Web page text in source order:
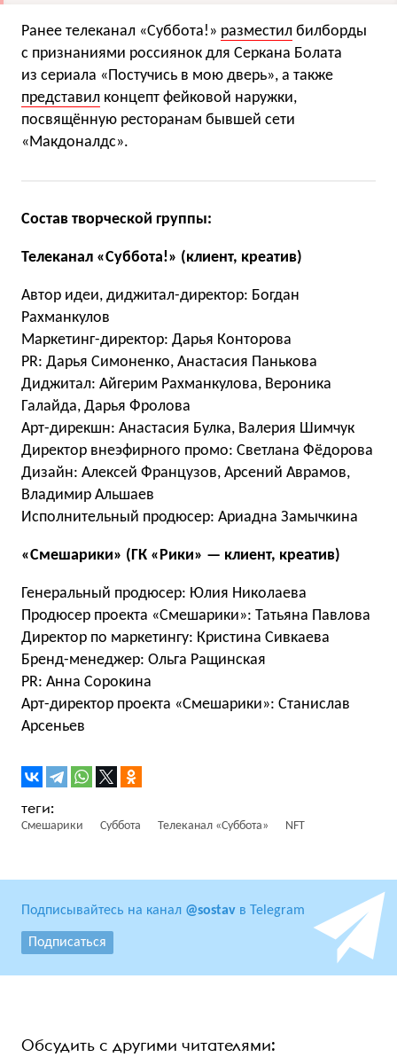
Ранее телеканал «Суббота!» разместил билборды
с признаниями россиянок для Серкана Болата
из сериала «Постучись в мою дверь», а также
представил концепт фейковой наружки,
посвящённую ресторанам бывшей сети
«Макдоналдс».
Состав творческой группы:
Телеканал «Суббота!» (клиент, креатив)
Автор идеи, диджитал-директор: Богдан
Рахманкулов
Маркетинг-директор: Дарья Конторова
PR: Дарья Симоненко, Анастасия Панькова
Диджитал: Айгерим Рахманкулова, Вероника
Галайда, Дарья Фролова
Арт-дирекшн: Анастасия Булка, Валерия Шимчук
Директор внеэфирного промо: Светлана Фёдорова
Дизайн: Алексей Французов, Арсений Аврамов,
Владимир Альшаев
Исполнительный продюсер: Ариадна Замычкина
«Смешарики» (ГК «Рики» — клиент, креатив)
Генеральный продюсер: Юлия Николаева
Продюсер проекта «Смешарики»: Татьяна Павлова
Директор по маркетингу: Кристина Сивкаева
Бренд-менеджер: Ольга Ращинская
PR: Анна Сорокина
Арт-директор проекта «Смешарики»: Станислав
Арсеньев
Смешарики Суббота Телеканал «Суббота» NFT
Подписывайтесь на канал @sostav в Telegram
Подписаться
Обсудить с другими читателями: